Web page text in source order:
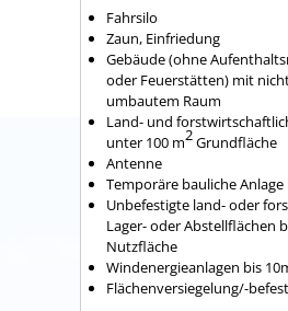
Fahrsilo
Zaun, Einfriedung
Gebäude (ohne
oder Feuerstätten) mit
umbautem Raum
Land- und
unter 100 m2Grundfläche
Antenne
Temporäre bauliche Anlage
Unbefestigte land- oder
Lager- oder Abstellflächen
Nutzfläche
Windenergieanlagen bis
Flächenversiegelung/-